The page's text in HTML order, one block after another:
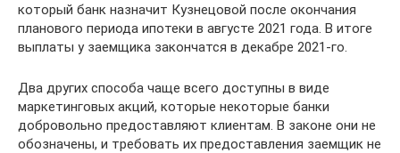
который банк назначит Кузнецовой после окончания
планового периода ипотеки в августе 2021 года. В итоге
выплаты у заемщика закончатся в декабре 2021-го.
Два других способа чаще всего доступны в виде
маркетинговых акций, которые некоторые банки
добровольно предоставляют клиентам. В законе они не
обозначены, и требовать их предоставления заемщик не